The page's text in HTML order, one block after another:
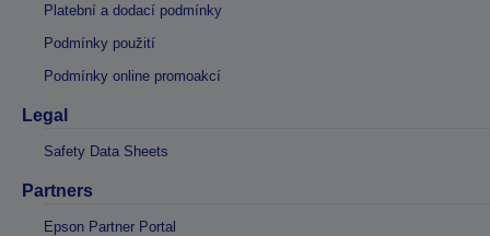
Platební a dodací podmínky
Podmínky použití
Podmínky online promoakcí
Legal
Safety Data Sheets
Partners
Epson Partner Portal